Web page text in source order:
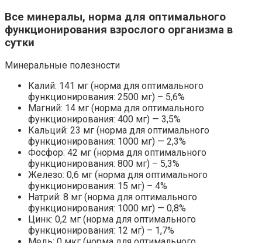
Все минералы, норма для оптимального
функционирования взрослого организма в
сутки
Минеральные полезности
Калий: 141 мг (норма для оптимального
функционирования: 2500 мг) – 5,6%
Магний: 14 мг (норма для оптимального
функционирования: 400 мг) — 3,5%
Кальций: 23 мг (норма для оптимального
функционирования: 1000 мг) — 2,3%
Фосфор: 42 мг (норма для оптимального
функционирования: 800 мг) – 5,3%
Железо: 0,6 мг (норма для оптимального
функционирования: 15 мг) – 4%
Натрий: 8 мг (норма для оптимального
функционирования: 1000 мг) — 0,8%
Цинк: 0,2 мг (норма для оптимального
функционирования: 12 мг) – 1,7%